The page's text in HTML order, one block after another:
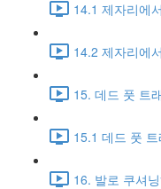
14.1 제자리에
14.2 제자리에
15. 데드 풋 트
15.1 데드 풋
16. 발로 쿠셔